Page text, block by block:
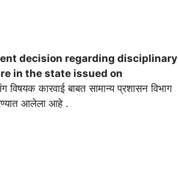
decision regarding disciplinary
in the state issued on
विषयक कारवाई बाबत सामान्‍य प्रशासन विभाग
आलेला आहे .